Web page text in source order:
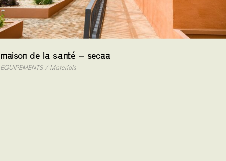
maison de la santé – secaa
EQUIPEMENTS Materials